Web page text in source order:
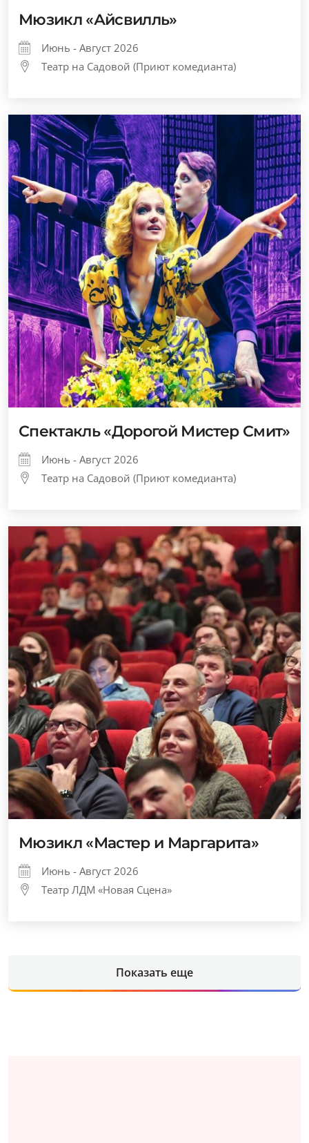
Мюзикл «Айсвилль»
Июнь - Август 2026
Театр на Садовой (Приют комедианта)
Спектакль «Дорогой Мистер Смит»
Июнь - Август 2026
Театр на Садовой (Приют комедианта)
Мюзикл «Мастер и Маргарита»
Июнь - Август 2026
Театр ЛДМ «Новая Сцена»
Показать еще